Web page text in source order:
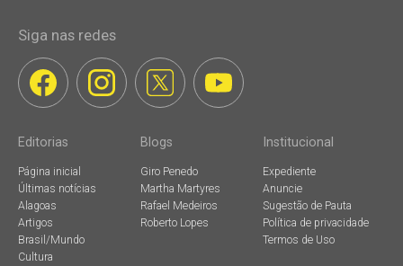
Siga nas redes
Editorias
Página inicial
Últimas notícias
Alagoas
Artigos
Brasil/Mundo
Cultura
Blogs
Giro Penedo
Martha Martyres
Rafael Medeiros
Roberto Lopes
Institucional
Expediente
Anuncie
Sugestão de Pauta
Política de privacidade
Termos de Uso